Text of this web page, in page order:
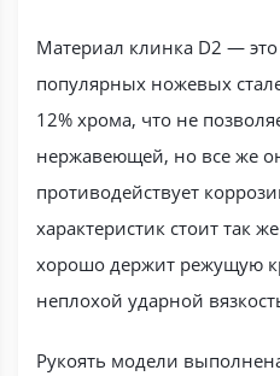
Материал клинка D2 —
популярных ножевых
12% хрома, что не
нержавеющей, но все же
противодействует
характеристик стоит так
хорошо держит режущую
неплохой ударной
Рукоять модели